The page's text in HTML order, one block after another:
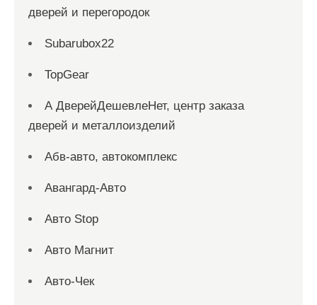
дверей и перегородок
Subarubox22
TopGear
А ДверейДешевлеНет, центр заказа
дверей и металлоизделий
Абв-авто, автокомплекс
Авангард-Авто
Авто Stop
Авто Магнит
Авто-Чек